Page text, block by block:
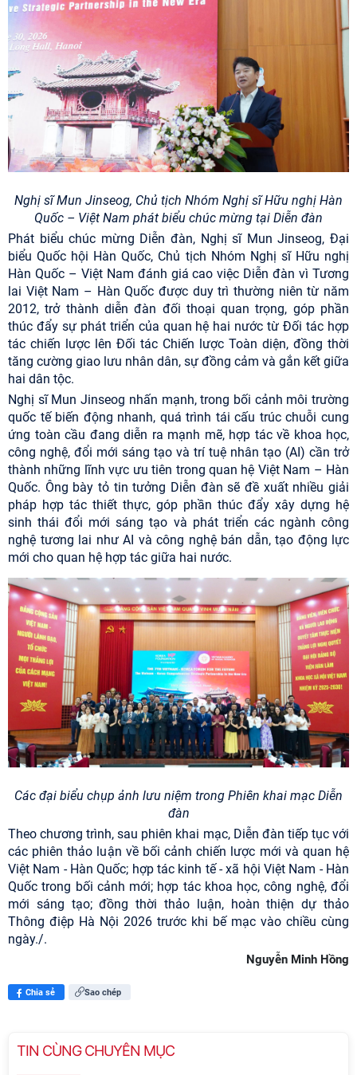
Nghị sĩ Mun Jinseog, Chủ tịch Nhóm Nghị sĩ Hữu nghị Hàn
Quốc – Việt Nam phát biểu chúc mừng tại Diễn đàn
Phát biểu chúc mừng Diễn đàn, Nghị sĩ Mun Jinseog, Đại
biểu Quốc hội Hàn Quốc, Chủ tịch Nhóm Nghị sĩ Hữu nghị
Hàn Quốc – Việt Nam đánh giá cao việc Diễn đàn vì Tương
lai Việt Nam – Hàn Quốc được duy trì thường niên từ năm
2012, trở thành diễn đàn đối thoại quan trọng, góp phần
thúc đẩy sự phát triển của quan hệ hai nước từ Đối tác hợp
tác chiến lược lên Đối tác Chiến lược Toàn diện, đồng thời
tăng cường giao lưu nhân dân, sự đồng cảm và gắn kết giữa
hai dân tộc.
Nghị sĩ Mun Jinseog nhấn mạnh, trong bối cảnh môi trường
quốc tế biến động nhanh, quá trình tái cấu trúc chuỗi cung
ứng toàn cầu đang diễn ra mạnh mẽ, hợp tác về khoa học,
công nghệ, đổi mới sáng tạo và trí tuệ nhân tạo (AI) cần trở
thành những lĩnh vực ưu tiên trong quan hệ Việt Nam – Hàn
Quốc. Ông bày tỏ tin tưởng Diễn đàn sẽ đề xuất nhiều giải
pháp hợp tác thiết thực, góp phần thúc đẩy xây dựng hệ
sinh thái đổi mới sáng tạo và phát triển các ngành công
nghệ tương lai như AI và công nghệ bán dẫn, tạo động lực
mới cho quan hệ hợp tác giữa hai nước.
Các đại biểu chụp ảnh lưu niệm trong Phiên khai mạc Diễn
đàn
Theo chương trình, sau phiên khai mạc, Diễn đàn tiếp tục với
các phiên thảo luận về bối cảnh chiến lược mới và quan hệ
Việt Nam - Hàn Quốc; hợp tác kinh tế - xã hội Việt Nam - Hàn
Quốc trong bối cảnh mới; hợp tác khoa học, công nghệ, đổi
mới sáng tạo; đồng thời thảo luận, hoàn thiện dự thảo
Thông điệp Hà Nội 2026 trước khi bế mạc vào chiều cùng
ngày./.
Nguyễn Minh Hồng
Chia sẻ Sao chép
TIN CÙNG CHUYÊN MỤC